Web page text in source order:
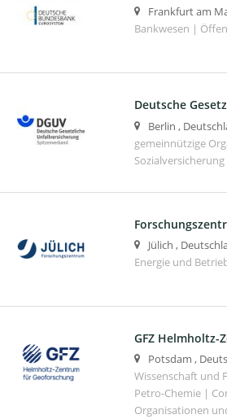
Frankfurt am
Bankwesen |
Deutsche
Berlin ,
gemeinnützige
Sozialversicherung
Jülich ,
Energie und
GFZ Helmholtz-
Potsdam ,
Wissenschaft und
Petro-Chemie |
Organisationen